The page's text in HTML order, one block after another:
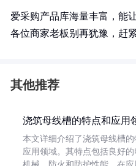
爱采购产品库海量丰富，能
各位商家老板别再犹豫，赶
其他推荐
浇筑母线槽的特点和应用
本文详细介绍了浇筑母线槽的
应用领域。其特点包括良好的